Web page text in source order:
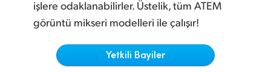
Portugal
South Africa
işlere odaklanabilirler. Üstelik, tüm ATEM
görüntü mikseri modelleri ile çalışır!
Yetkili Bayiler